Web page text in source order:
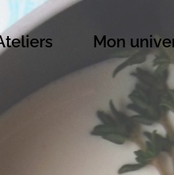
Mon